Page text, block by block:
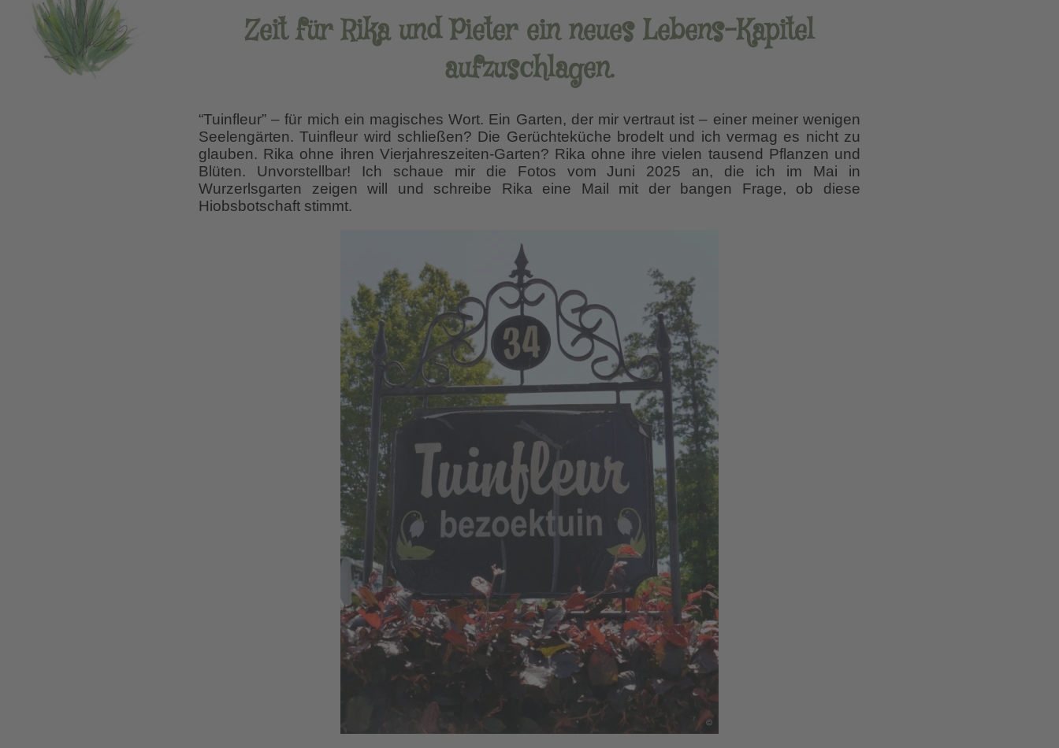
Zeit für Rika und Pieter ein neues Lebens-Kapitel
aufzuschlagen.
“Tuinfleur” – für mich ein magisches Wort. Ein Garten, der mir vertraut ist – einer meiner wenigen
Seelengärten. Tuinfleur wird schließen? Die Gerüchteküche brodelt und ich vermag es nicht zu
glauben. Rika ohne ihren Vierjahreszeiten-Garten? Rika ohne ihre vielen tausend Pflanzen und
Blüten. Unvorstellbar! Ich schaue mir die Fotos vom Juni 2025 an, die ich im Mai in
Wurzerlsgarten zeigen will und schreibe Rika eine Mail mit der bangen Frage, ob diese
Hiobsbotschaft stimmt.